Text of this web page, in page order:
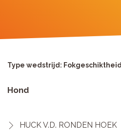
Type wedstrijd: Fokgeschiktheid
Hond
HUCK V.D. RONDEN HOEK